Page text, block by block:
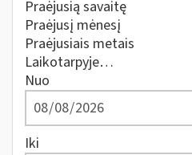
Praėjusią savaitę
Praėjusį mėnesį
Praėjusiais metais
Laikotarpyje…
Nuo
Iki